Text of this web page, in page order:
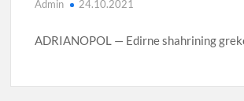
Admin 24.10.2021
ADRIANOPOL — Edirne shahrining